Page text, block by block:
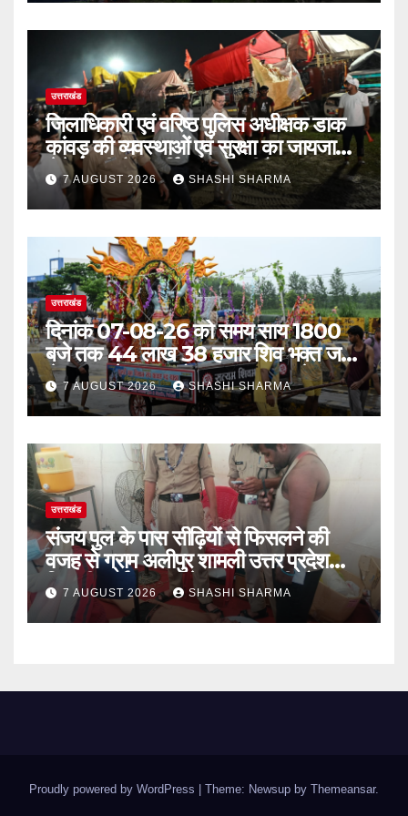
उत्तराखंड
जिलाधिकारी एवं वरिष्ठ पुलिस अधीक्षक डाक
कांवड़ की व्यवस्थाओं एवं सुरक्षा का जायजा
लेने बैरागी कैंप पार्किंग स्थल जीरो ग्राउंड पर
देर रात्रि पहुंचे
7 AUGUST 2026 SHASHI SHARMA
उत्तराखंड
दिनांक 07-08-26 को समय साय 1800
बजे तक 44 लाख 38 हजार शिव भक्त जल
लेकर अपने गंतव्य को प्रस्थान कर चुके
7 AUGUST 2026 SHASHI SHARMA
उत्तराखंड
संजय पुल के पास सीढ़ियों से फिसलने की
वजह से ग्राम अलीपुर शामली उत्तर प्रदेश
निवासी आर्यन कुमार के सर पर गहरी चोट आ
गई
7 AUGUST 2026 SHASHI SHARMA
Proudly powered by WordPress | Theme: Newsup by Themeansar.